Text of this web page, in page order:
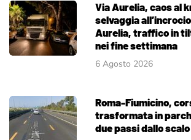
Via Aurelia, caos al
selvaggia
Aurelia, traffico in
nei fine settimana
6 Agosto 2026
Roma-Fiumicino,
trasformata in
due passi dallo scalo